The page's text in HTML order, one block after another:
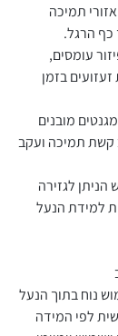
תמיכה
כף הרגל.
עומסים,
בזמן
מובנים
קשת תמיכה ועקב
לגזירה
למידת הנעל
נוח בתוך הנעל
לפי המידה